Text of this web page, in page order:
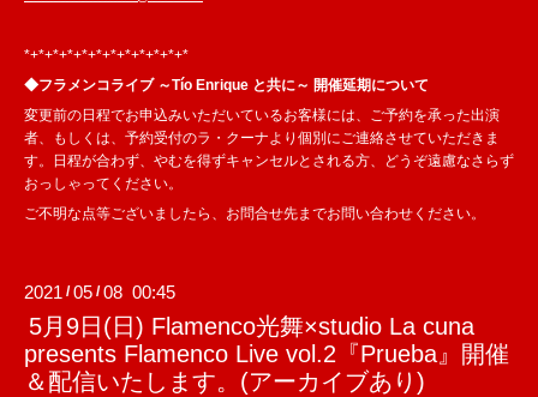
*+*+*+*+*+*+*+*+*+*+*+*
◆フラメンコライブ ～Tío Enrique と共に～ 開催延期について
変更前の日程でお申込みいただいているお客様には、ご予約を承った出演
者、もしくは、予約受付のラ・クーナより個別にご連絡させていただきま
す。日程が合わず、やむを得ずキャンセルとされる方、どうぞ遠慮なさらず
おっしゃってください。
ご不明な点等ございましたら、お問合せ先までお問い合わせください。
2021 /05 /08 00:45
5月9日(日) Flamenco光舞×studio La cuna
presents Flamenco Live vol.2『Prueba』開催
＆配信いたします。(アーカイブあり)